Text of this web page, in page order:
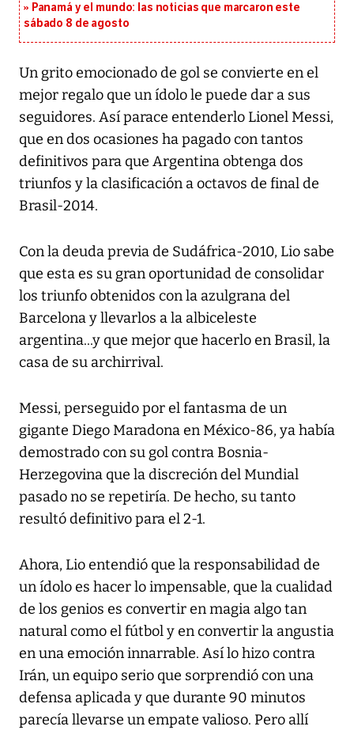
Panamá y el mundo: las noticias que marcaron este
sábado 8 de agosto
Un grito emocionado de gol se convierte en el
mejor regalo que un ídolo le puede dar a sus
seguidores. Así parace entenderlo Lionel Messi,
que en dos ocasiones ha pagado con tantos
definitivos para que Argentina obtenga dos
triunfos y la clasificación a octavos de final de
Brasil-2014.
Con la deuda previa de Sudáfrica-2010, Lio sabe
que esta es su gran oportunidad de consolidar
los triunfo obtenidos con la azulgrana del
Barcelona y llevarlos a la albiceleste
argentina...y que mejor que hacerlo en Brasil, la
casa de su archirrival.
Messi, perseguido por el fantasma de un
gigante Diego Maradona en México-86, ya había
demostrado con su gol contra Bosnia-
Herzegovina que la discreción del Mundial
pasado no se repetiría. De hecho, su tanto
resultó definitivo para el 2-1.
Ahora, Lio entendió que la responsabilidad de
un ídolo es hacer lo impensable, que la cualidad
de los genios es convertir en magia algo tan
natural como el fútbol y en convertir la angustia
en una emoción innarrable. Así lo hizo contra
Irán, un equipo serio que sorprendió con una
defensa aplicada y que durante 90 minutos
parecía llevarse un empate valioso. Pero allí